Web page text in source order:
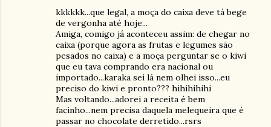
kkkkkk...que legal, a moça do caixa deve tá bege
de vergonha até hoje...
Amiga, comigo já aconteceu assim: de chegar no
caixa (porque agora as frutas e legumes são
pesados no caixa) e a moça perguntar se o kiwi
que eu tava comprando era nacional ou
importado...karaka sei lá nem olhei isso...eu
preciso do kiwi e pronto??? hihihihihi
Mas voltando...adorei a receita é bem
facinho...nem precisa daquela melequeira que é
passar no chocolate derretido...rsrs